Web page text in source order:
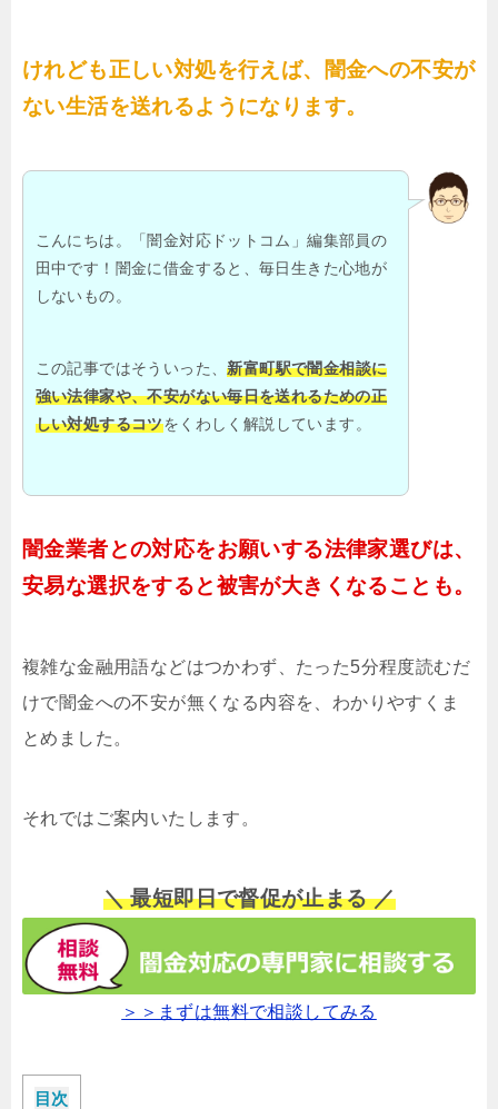
けれども正しい対処を行えば、闇金への不安が
ない生活を送れるようになります。
こんにちは。「闇金対応ドットコム」編集部員の
田中です！闇金に借金すると、毎日生きた心地が
しないもの。
この記事ではそういった、新富町駅で闇金相談に
強い法律家や、不安がない毎日を送れるための正
しい対処するコツをくわしく解説しています。
闇金業者との対応をお願いする法律家選びは、
安易な選択をすると被害が大きくなることも。
複雑な金融用語などはつかわず、たった5分程度読むだ
けで闇金への不安が無くなる内容を、わかりやすくま
とめました。
それではご案内いたします。
＼ 最短即日で督促が止まる ／
＞＞まずは無料で相談してみる
目次